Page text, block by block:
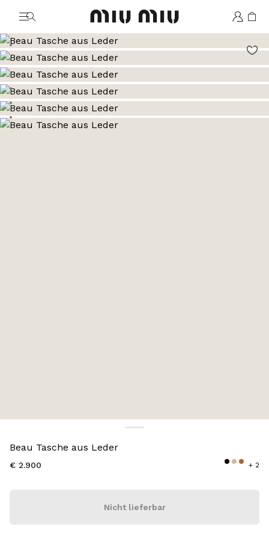
MiuMiu logo
Zum Bild 1
Zum Bild 2
Zum Bild 3
Zum Bild 4
Zum Bild 5
Zum Bild 6
Zum Bild 7
Beau Tasche aus Leder
€ 2.900 + 2
Nicht lieferbar